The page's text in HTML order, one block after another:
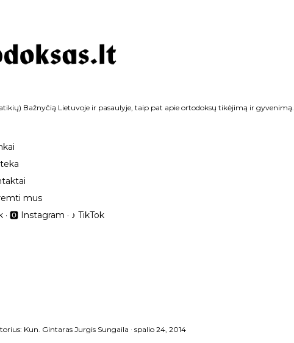
Bažnyčią Lietuvoje ir pasaulyje, taip pat apie ortodoksų tikėjimą ir gyvenimą.
mus
🅾 Instagram ‎♪ TikTok
Kun. Gintaras Jurgis Sungaila spalio 24, 2014